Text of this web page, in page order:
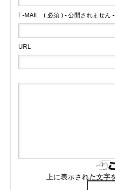
E-MAIL ( 必須 ) - 公開されません -
URL
上に表示された文字